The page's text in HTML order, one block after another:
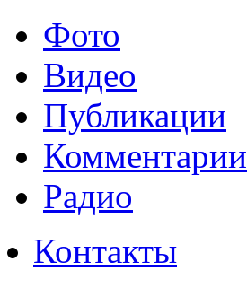
Фото
Видео
Публикации
Комментарии
Радио
Контакты